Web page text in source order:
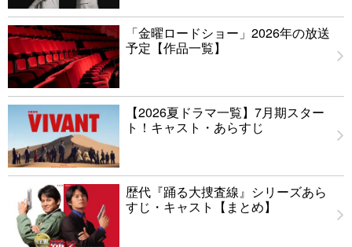
「金曜ロードショー」2026年の放送
予定【作品一覧】
【2026夏ドラマ一覧】7月期スター
ト！キャスト・あらすじ
歴代『踊る大捜査線』シリーズあら
すじ・キャスト【まとめ】